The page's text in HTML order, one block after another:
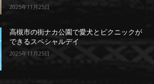
2025年11月25日
高槻市の街ナカ公園で愛犬とピクニックが
できるスペシャルデイ
2025年11月25日